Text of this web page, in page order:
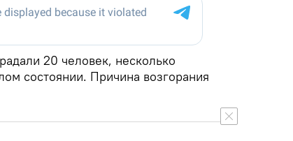
20 человек, несколько
состоянии. Причина возгорания